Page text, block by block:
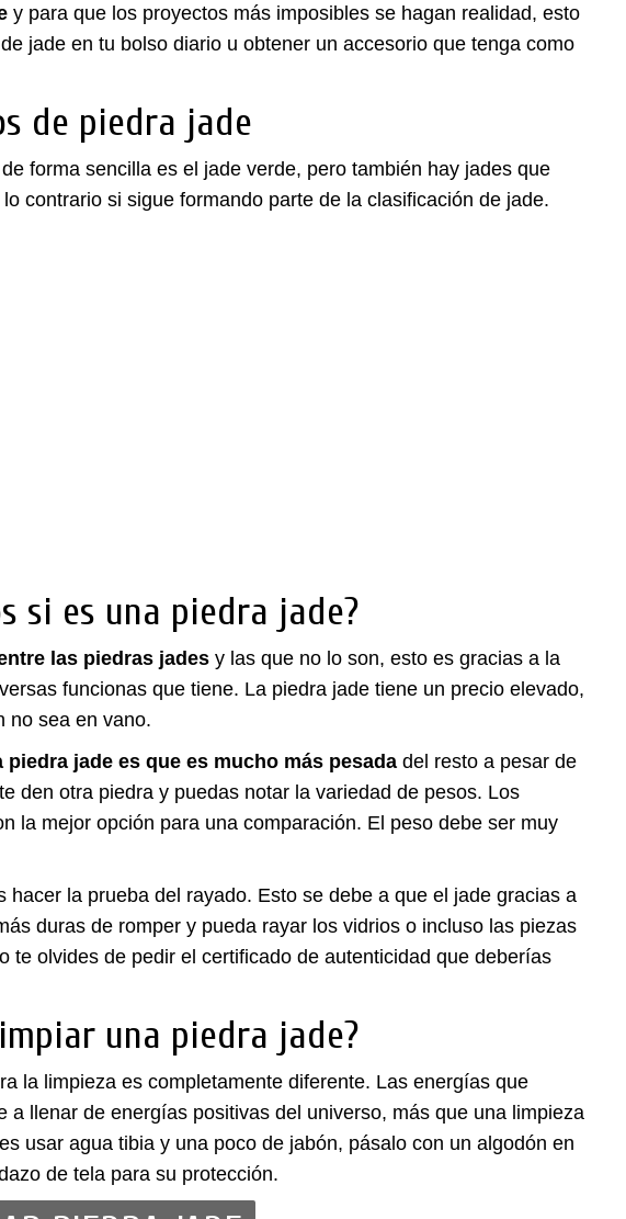
y para que los proyectos más imposibles se hagan realidad, esto
jade en tu bolso diario u obtener un accesorio que tenga como
de piedra jade
forma sencilla es el jade verde, pero también hay jades que
contrario si sigue formando parte de la clasificación de jade.
si es una piedra jade?
las piedras jades y las que no lo son, esto es gracias a la
funcionas que tiene. La piedra jade tiene un precio elevado,
no sea en vano.
jade es que es mucho más pesada del resto a pesar de
den otra piedra y puedas notar la variedad de pesos. Los
la mejor opción para una comparación. El peso debe ser muy
la prueba del rayado. Esto se debe a que el jade gracias a
duras de romper y pueda rayar los vidrios o incluso las piezas
te olvides de pedir el certificado de autenticidad que deberías
una piedra jade?
la limpieza es completamente diferente. Las energías que
llenar de energías positivas del universo, más que una limpieza
usar agua tibia y una poco de jabón, pásalo con un algodón en
de tela para su protección.